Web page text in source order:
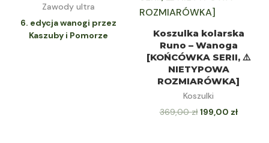
Zawody ultra
6. edycja wanogi przez
Kaszuby i Pomorze
WYBIERZ OPCJE
Koszulka kolarska
Runo – Wanoga
[KOŃCÓWKA SERII, ⚠️
NIETYPOWA
ROZMIARÓWKA]
Koszulki
369,00zł199,00 zł